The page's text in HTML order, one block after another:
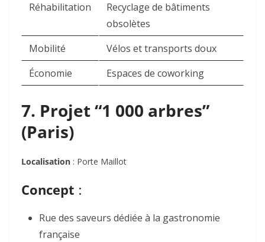
Réhabilitation
Recyclage de bâtiments
obsolètes
Mobilité
Vélos et transports doux
Économie
Espaces de coworking
7. Projet “1 000 arbres”
(Paris)
Localisation : Porte Maillot
Concept :
Rue des saveurs dédiée à la gastronomie
française